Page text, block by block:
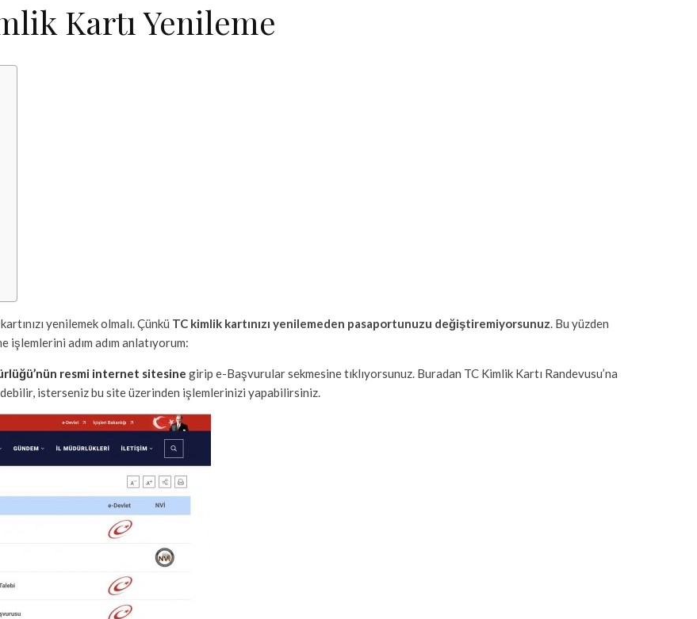
Kartı Yenileme
yenilemek olmalı. Çünkü TC kimlik kartınızı yenilemeden pasaportunuzu değiştiremiyorsunuz. Bu yüzden
işlemlerini adım adım anlatıyorum:
resmi internet sitesine girip e-Başvurular sekmesine tıklıyorsunuz. Buradan TC Kimlik Kartı Randevusu’na
isterseniz bu site üzerinden işlemlerinizi yapabilirsiniz.